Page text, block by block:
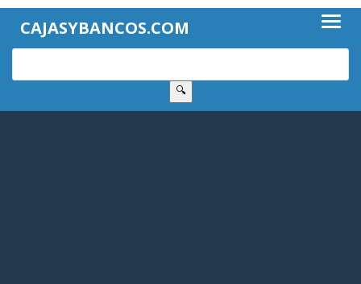
CAJASYBANCOS.COM
🔍